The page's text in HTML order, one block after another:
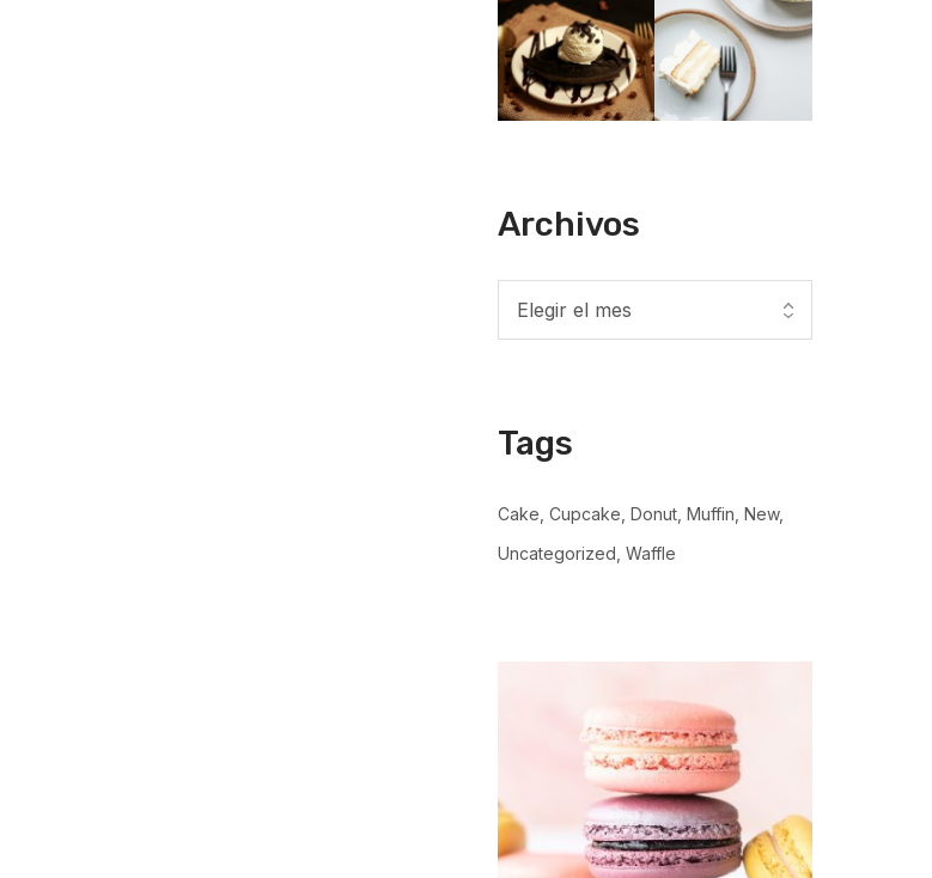
Archivos
Tags
Cake Cupcake Donut Muffin New
Uncategorized Waffle